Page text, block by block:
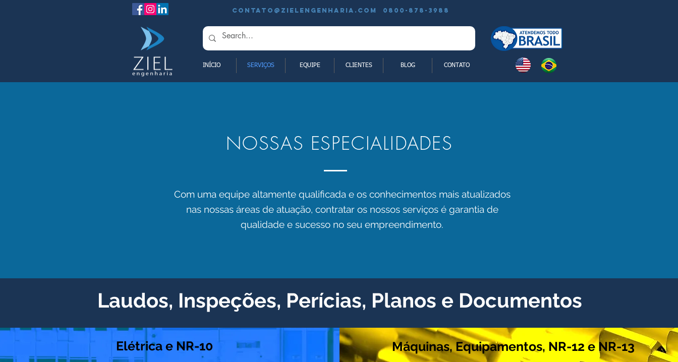
contato@zielengenharia.com 0800-878-3988
INÍCIO SERVIÇOS EQUIPE CLIENTES BLOG CONTATO
NOSSAS ESPECIALIDADES
Com uma equipe altamente qualificada e os conhecimentos mais atualizados
nas nossas áreas de atuação, contratar os nossos serviços é garantia de
qualidade e sucesso no seu empreendimento.
Laudos, Inspeções, Perícias, Planos e Documentos
Elétrica e NR-10 Máquinas, Equipamentos, NR-12 e NR-13